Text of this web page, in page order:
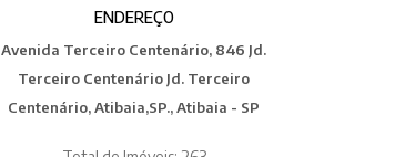
ENDEREÇO
Avenida Terceiro Centenário, 846 Jd.
Terceiro Centenário Jd. Terceiro
Centenário, Atibaia,SP., Atibaia - SP